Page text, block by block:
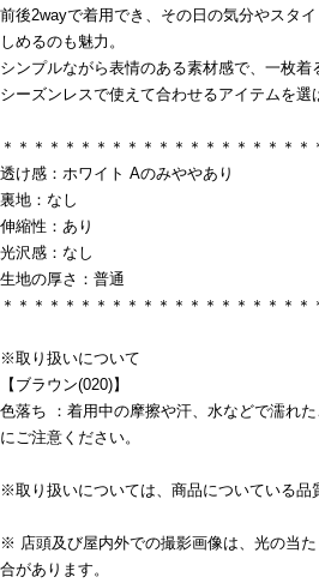
前後2wayで着用でき、その日の気分やスタ
しめるのも魅力。
シンプルながら表情のある素材感で、一枚着
シーズンレスで使えて合わせるアイテムを選
＊＊＊＊＊＊＊＊＊＊＊＊＊＊＊＊＊＊＊＊
透け感：ホワイト Aのみややあり
裏地：なし
伸縮性：あり
光沢感：なし
生地の厚さ：普通
＊＊＊＊＊＊＊＊＊＊＊＊＊＊＊＊＊＊＊＊
※取り扱いについて
【ブラウン(020)】
色落ち ：着用中の摩擦や汗、水などで濡れ
にご注意ください。
※取り扱いについては、商品についている品
※ 店頭及び屋内外での撮影画像は、光の当
合があります。